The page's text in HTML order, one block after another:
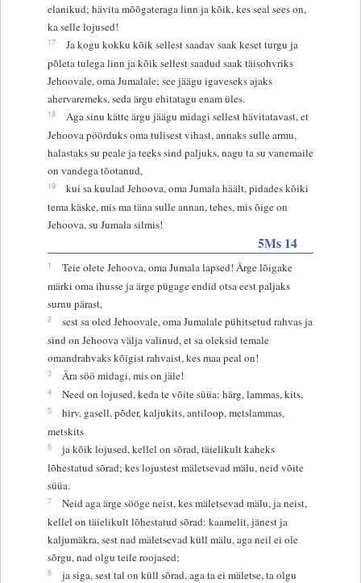
elanikud; hävita mõõgateraga linn ja kõik, kes seal sees on,
ka selle lojused!
17
Ja kogu kokku kõik sellest saadav saak keset turgu ja
põleta tulega linn ja kõik sellest saadud saak täisohvriks
Jehoovale, oma Jumalale; see jäägu igaveseks ajaks
ahervaremeks, seda ärgu ehitatagu enam üles.
18
Aga sinu kätte ärgu jäägu midagi sellest hävitatavast, et
Jehoova pöörduks oma tulisest vihast, annaks sulle armu,
halastaks su peale ja teeks sind paljuks, nagu ta su vanemaile
on vandega tõotanud,
19
kui sa kuulad Jehoova, oma Jumala häält, pidades kõiki
tema käske, mis ma täna sulle annan, tehes, mis õige on
Jehoova, su Jumala silmis!
5Ms 14
1
Teie olete Jehoova, oma Jumala lapsed! Ärge lõigake
märki oma ihusse ja ärge pügage endid otsa eest paljaks
surnu pärast,
2
sest sa oled Jehoovale, oma Jumalale pühitsetud rahvas ja
sind on Jehoova välja valinud, et sa oleksid temale
omandrahvaks kõigist rahvaist, kes maa peal on!
3 Ära söö midagi, mis on jäle!
4 Need on lojused, keda te võite süüa: härg, lammas, kits,
5
hirv, gasell, põder, kaljukits, antiloop, metslammas,
metskits
6
ja kõik lojused, kellel on sõrad, täielikult kaheks
lõhestatud sõrad; kes lojustest mäletsevad mälu, neid võite
süüa.
7
Neid aga ärge sööge neist, kes mäletsevad mälu, ja neist,
kellel on täielikult lõhestatud sõrad: kaamelit, jänest ja
kaljumäkra, sest nad mäletsevad küll mälu, aga neil ei ole
sõrgu, nad olgu teile roojased;
8
ja siga, sest tal on küll sõrad, aga ta ei mäletse, ta olgu